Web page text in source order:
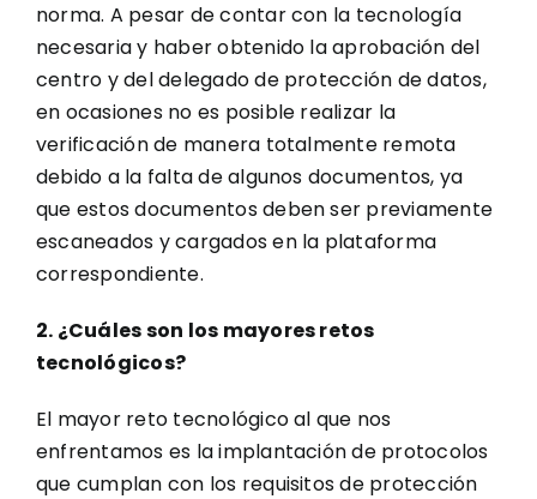
norma. A pesar de contar con la tecnología
necesaria y haber obtenido la aprobación del
centro y del delegado de protección de datos,
en ocasiones no es posible realizar la
verificación de manera totalmente remota
debido a la falta de algunos documentos, ya
que estos documentos deben ser previamente
escaneados y cargados en la plataforma
correspondiente.
2. ¿Cuáles son los mayores retos
tecnológicos?
El mayor reto tecnológico al que nos
enfrentamos es la implantación de protocolos
que cumplan con los requisitos de protección